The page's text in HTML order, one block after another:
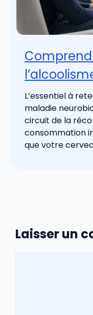
L’essentiel à
maladie
circuit de la
consommation
que votre
Laisser un